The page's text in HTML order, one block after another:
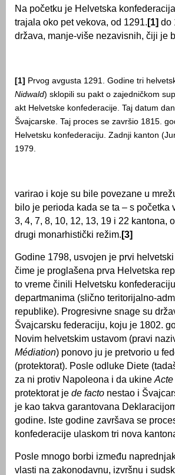
Na početku je Helvetska
trajala oko pet vekova, od 1291.[1] do
država, manje-više nezavisnih, čiji je
[1] Prvog avgusta 1291. Godine tri
Nidwald) sklopili su pakt o zajedničkom
akt Helvetske konfederacije. Taj datum
Švajcarske. Taj proces se završio 1815.
Helvetsku konfederaciju. Zadnji kanton
1979.
varirao i koje su bile povezane u
bilo je perioda kada se ta – s
3, 4, 7, 8, 10, 12, 13, 19 i 22 kantona,
drugi monarhistički režim.[3]
Godine 1798, usvojen je prvi
čime je proglašena prva Helvetska
to vreme činili Helvetsku
departmanima (slično teritorijalno-
republike). Progresivne snage su
Švajcarsku federaciju, koju je 1802.
Novim helvetskim ustavom (pravi
Médiation) ponovo ju je pretvorio u
(protektorat). Posle odluke Diete
za ni protiv Napoleona i da ukine
protektorat je de facto nestao i
je kao takva garantovana
godine. Iste godine završava se
konfederacije ulaskom tri nova
Posle mnogo borbi između
vlasti na zakonodavnu, izvršnu i